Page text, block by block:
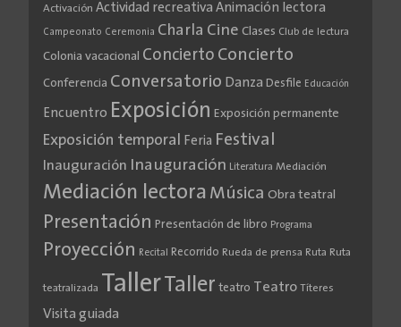
Activación Actividad recreativa Animación lectora
Campeonato Ceremonia Charla Cine Clases Club de lectura
Colonia vacacional Concierto Concierto
Conferencia Conversatorio Danza Desfile Educación
Encuentro Exposición Exposición permanente
Exposición temporal Feria Festival
Inauguración Inauguración Literatura Mediación
Mediación lectora Música Obra teatral
Presentación Presentación de libro Programa
Proyección Recital Recorrido Rueda de prensa Ruta Ruta
teatralizada TallerTaller teatro Teatro Títeres
Visita guiada